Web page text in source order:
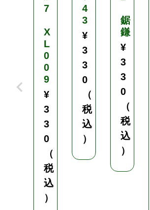
7
X
L
0
0
9
¥
3
3
0
（
税
込
）
4
3
¥
3
3
0
（
税
込
）
鋸
鎌
¥
3
3
0
（
税
込
）